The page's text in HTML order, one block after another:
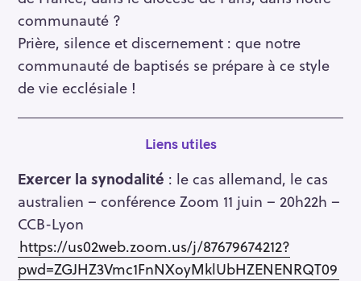
communauté ?
Prière, silence et discernement : que notre
communauté de baptisés se prépare à ce style
de vie ecclésiale !
Liens utiles
Exercer la synodalité : le cas allemand, le cas
australien – conférence Zoom 11 juin – 20h22h –
CCB-Lyon
https://us02web.zoom.us/j/87679674212?
pwd=ZGJHZ3Vmc1FnNXoyMklUbHZENENRQT09
c
h
f
o
r